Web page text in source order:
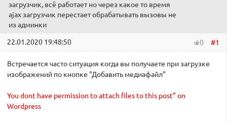
загрузчик, всё работает но через какое то время
ajax загрузчик перестает обрабатывать вызовы не
из админки
#1
0
22.01.2020 19:48:50
Встречается часто ситуация когда вы получаете при загрузке
изображений по кнопке "Добавить медиафайл"
You dont have permission to attach files to this post” on
Wordpress